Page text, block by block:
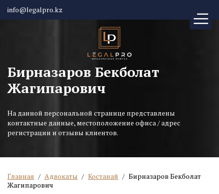
info@legalpro.kz
Бирназаров Бекболат
Жагипарович
На данной персональной странице представлены
контактные данные, местоположение офиса / адрес
регистрации и отзывы клиентов.
Главная / Адвокаты / Костанай / Бирназаров Бекболат
Жагипарович